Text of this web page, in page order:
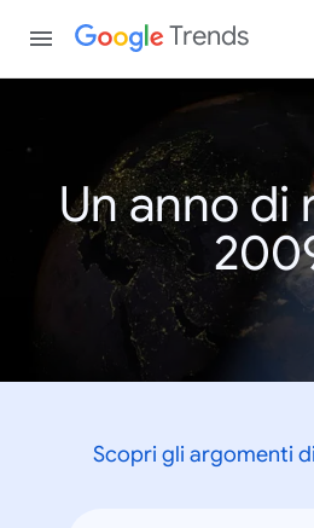
Trends
Un anno di
Scopri gli argomenti